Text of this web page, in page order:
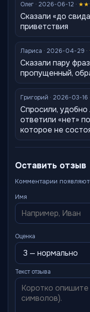
Олег · 2026-06-12 ·
Сказали «до
приветствия
Лариса · 2026-04-29 ·
Сказали пару
пропущенный,
Григорий · 2026-03-16 ·
Спросили, удобно
ответили «нет»
которое не
Оставить отзыв
Комментарии
Имя
Оценка
Текст отзыва